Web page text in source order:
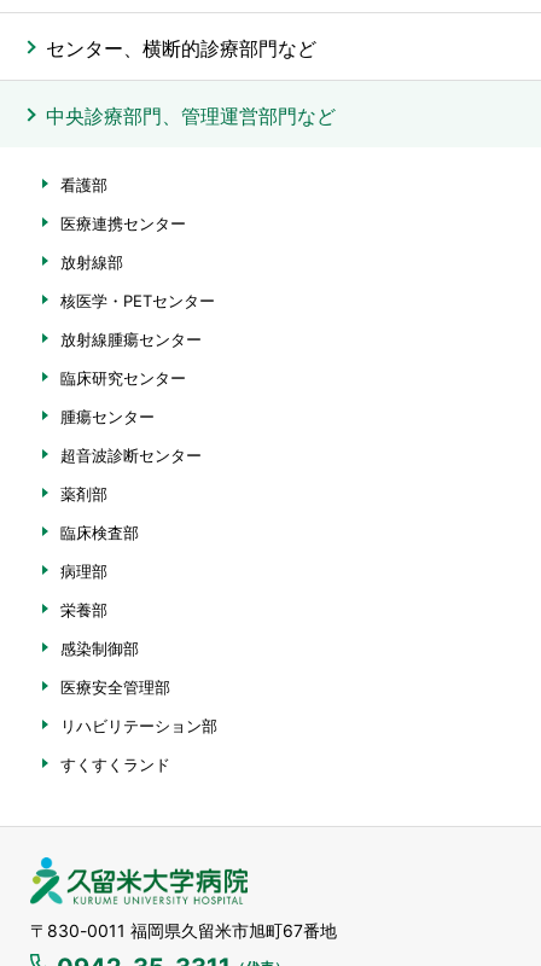
センター、横断的診療部門など
中央診療部門、管理運営部門など
看護部
医療連携センター
放射線部
核医学・PETセンター
放射線腫瘍センター
臨床研究センター
腫瘍センター
超音波診断センター
薬剤部
臨床検査部
病理部
栄養部
感染制御部
医療安全管理部
リハビリテーション部
すくすくランド
〒830-0011 福岡県久留米市旭町67番地